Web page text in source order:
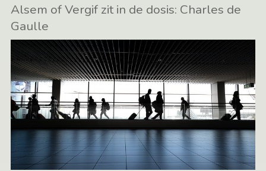
Alsem of Vergif zit in de dosis: Charles de
Gaulle